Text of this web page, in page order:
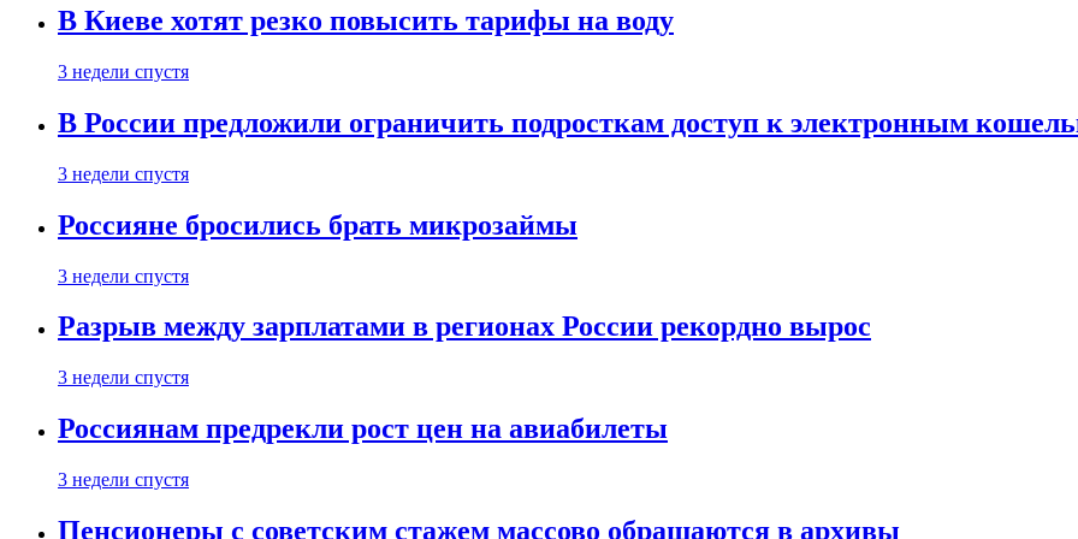
В Киеве хотят резко повысить тарифы на воду
3 недели спустя
В России предложили ограничить подросткам доступ к электронным
3 недели спустя
Россияне бросились брать микрозаймы
3 недели спустя
Разрыв между зарплатами в регионах России рекордно вырос
3 недели спустя
Россиянам предрекли рост цен на авиабилеты
3 недели спустя
Пенсионеры с советским стажем массово обращаются в архивы